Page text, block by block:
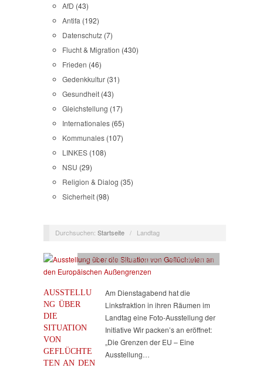
AfD (43)
Antifa (192)
Datenschutz (7)
Flucht & Migration (430)
Frieden (46)
Gedenkkultur (31)
Gesundheit (43)
Gleichstellung (17)
Internationales (65)
Kommunales (107)
LINKES (108)
NSU (29)
Religion & Dialog (35)
Sicherheit (98)
Durchsuchen: Startseite / Landtag
AUSSTELLU
NG ÜBER
DIE
SITUATION
VON
GEFLÜCHTE
TEN AN DEN
Flucht & Migration,Landtag,Veranstaltungen
Am Dienstagabend hat die
Linksfraktion in ihren Räumen im
Landtag eine Foto-Ausstellung der
Initiative Wir packen’s an eröffnet:
„Die Grenzen der EU – Eine
Ausstellung…